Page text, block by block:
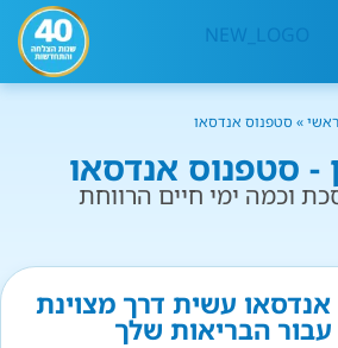
ראשי» סטפנוס אנדסאו
- סטפנוס אנדסאו
וכמה ימי חיים הרווחת
עשית דרך מצוינת
עבור הבריאות שלך